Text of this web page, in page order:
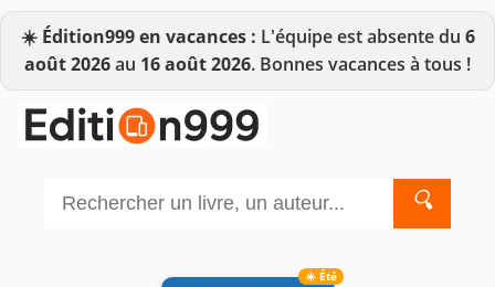
☀️ Édition999 en vacances : L'équipe est absente du 6
août 2026au 16 août 2026. Bonnes vacances à tous !
🔍